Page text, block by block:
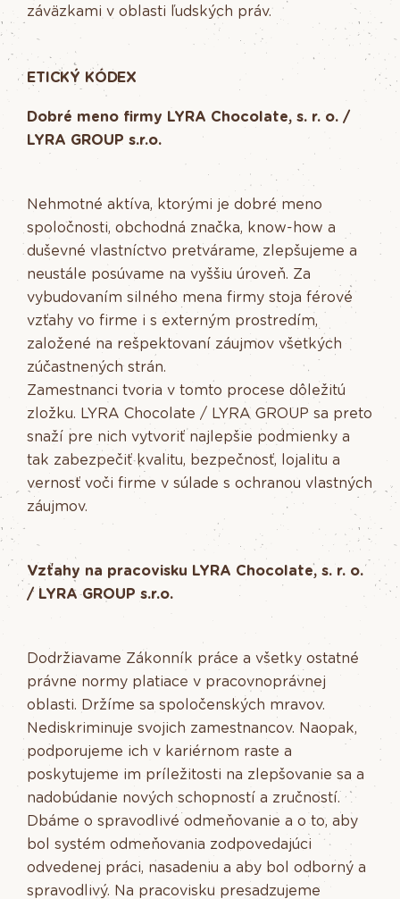
záväzkami v oblasti ľudských práv.
ETICKÝ KÓDEX
Dobré meno firmy LYRA Chocolate, s. r. o. /
LYRA GROUP s.r.o.
Nehmotné aktíva, ktorými je dobré meno
spoločnosti, obchodná značka, know-how a
duševné vlastníctvo pretvárame, zlepšujeme a
neustále posúvame na vyššiu úroveň. Za
vybudovaním silného mena firmy stoja férové
vzťahy vo firme i s externým prostredím,
založené na rešpektovaní záujmov všetkých
zúčastnených strán.
Zamestnanci tvoria v tomto procese dôležitú
zložku. LYRA Chocolate / LYRA GROUP sa preto
snaží pre nich vytvoriť najlepšie podmienky a
tak zabezpečiť kvalitu, bezpečnosť, lojalitu a
vernosť voči firme v súlade s ochranou vlastných
záujmov.
Vzťahy na pracovisku LYRA Chocolate, s. r. o.
/ LYRA GROUP s.r.o.
Dodržiavame Zákonník práce a všetky ostatné
právne normy platiace v pracovnoprávnej
oblasti. Držíme sa spoločenských mravov.
Nediskriminuje svojich zamestnancov. Naopak,
podporujeme ich v kariérnom raste a
poskytujeme im príležitosti na zlepšovanie sa a
nadobúdanie nových schopností a zručností.
Dbáme o spravodlivé odmeňovanie a o to, aby
bol systém odmeňovania zodpovedajúci
odvedenej práci, nasadeniu a aby bol odborný a
spravodlivý. Na pracovisku presadzujeme